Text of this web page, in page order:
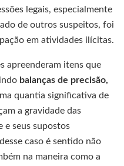
legais, especialmente
de outros suspeitos, foi
em atividades ilícitas.
apreenderam itens que
balanças de precisão,
quantia significativa de
a gravidade das
e seus supostos
caso é sentido não
na maneira como a